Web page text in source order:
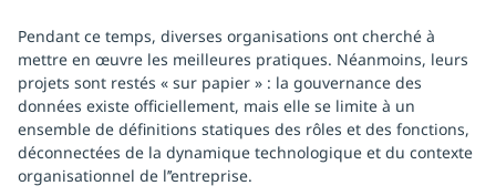
Pendant ce temps, diverses organisations ont cherché à
mettre en œuvre les meilleures pratiques. Néanmoins, leurs
projets sont restés « sur papier » : la gouvernance des
données existe officiellement, mais elle se limite à un
ensemble de définitions statiques des rôles et des fonctions,
déconnectées de la dynamique technologique et du contexte
organisationnel de l’’entreprise.